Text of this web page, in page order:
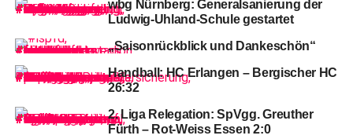
Kreditinstituts Glühwein und Kinderpunsch aus.
wbg Nürnberg: Generalsanierung der
Ludwig-Uhland-Schule gestartet
„Saisonrückblick und Dankeschön“
Handball: HC Erlangen – Bergischer HC
26:32
2. Liga Relegation: SpVgg. Greuther
Fürth – Rot-Weiss Essen 2:0